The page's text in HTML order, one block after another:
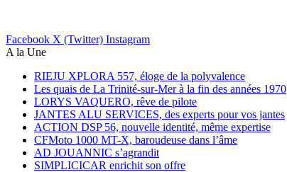
Facebook X (Twitter) Instagram
A la Une
RIEJU XPLORA 557, éloge de la polyvalence
Les quais de La Trinité-sur-Mer à la fin des années 1970
LORYS VAQUERO, rêve de pilote
JANTES ALU SERVICES, des experts pour vos jantes
ACTION DSP 56, nouvelle identité, même expertise
CFMoto 1000 MT-X, baroudeuse dans l’âme
AD JOUANNIC s’agrandit
SIMPLICICAR enrichit son offre